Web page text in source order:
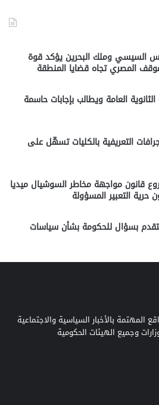
السيسي وملك البحرين يؤكد قوة
المصري تجاه قضايا المنطقة
العامة ويطالب بإجابات حاسمة
التعريفية بالكليات تسهّل على
قانون مواجهة مخاطر السوشيال ميديا
التعبير المسؤولة
بسؤال للحكومة بشأن سياسات
المهتمة بالأخبار السياسية والاجتماعية
وجميع الهيئات الحكومية